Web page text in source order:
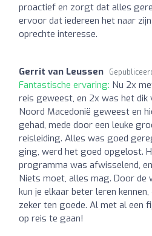
proactief en zorgt dat alles
ervoor dat iedereen het naar
oprechte interesse.
Gerrit van Leussen
Fantastische ervaring: Nu 2x
reis geweest, en 2x was het dik
Noord Macedonië geweest en
gehad, mede door een leuke
reisleiding. Alles was goed
ging, werd het goed opgelost.
programma was afwisselend,
Niets moet, alles mag. Door de
kun je elkaar beter leren
zeker ten goede. Al met al een
op reis te gaan!